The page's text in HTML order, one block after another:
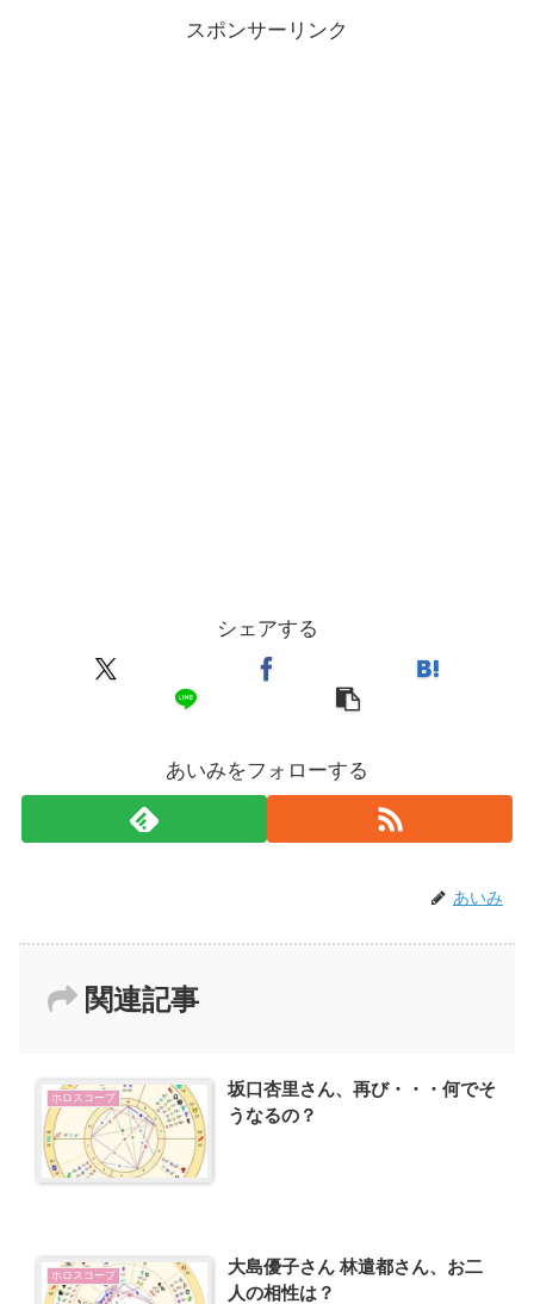
スポンサーリンク
シェアする
あいみをフォローする
あいみ
関連記事
ホロスコープ
坂口杏里さん、再び・・・何でそ
うなるの？
ホロスコープ
大島優子さん 林遣都さん、お二
人の相性は？